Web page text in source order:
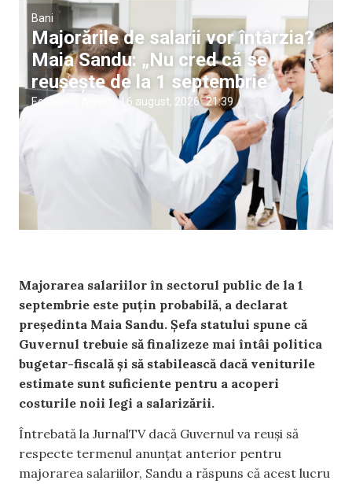
Bani
Majorările de salarii vor întârzia?
Maia Sandu: „Nu cred că se
reușește de la 1 septembrie”
Ecaterina Arvintii 6 august, 2026 21:39
Majorarea salariilor în sectorul public de la 1
septembrie este puțin probabilă, a declarat
președinta Maia Sandu. Șefa statului spune că
Guvernul trebuie să finalizeze mai întâi politica
bugetar-fiscală și să stabilească dacă veniturile
estimate sunt suficiente pentru a acoperi
costurile noii legi a salarizării.
Întrebată la JurnalTV dacă Guvernul va reuși să
respecte termenul anunțat anterior pentru
majorarea salariilor, Sandu a răspuns că acest lucru